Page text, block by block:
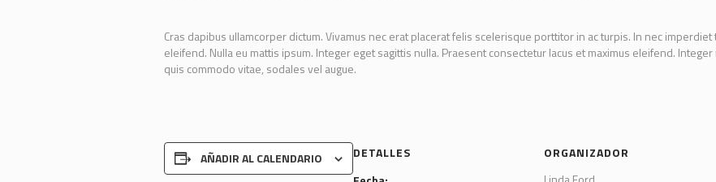
Cras dapibus ullamcorper dictum. Vivamus nec erat placerat felis scelerisque porttitor in ac turpis. In nec
eleifend. Nulla eu mattis ipsum. Integer eget sagittis nulla. Praesent consectetur lacus et maximus eleifend.
quis commodo vitae, sodales vel augue.
AÑADIR AL CALENDARIO
DETALLES
ORGANIZADOR